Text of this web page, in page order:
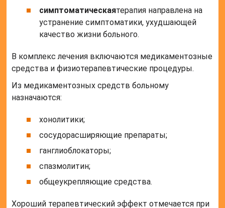
симптоматическаятерапия направлена на
устранение симптоматики, ухудшающей
качество жизни больного.
В комплекс лечения включаются медикаментозные
средства и физиотерапевтические процедуры.
Из медикаментозных средств больному
назначаются:
хонолитики;
сосудорасширяющие препараты;
ганглиоблокаторы;
спазмолитин;
общеукрепляющие средства.
Хороший терапевтический эффект отмечается при